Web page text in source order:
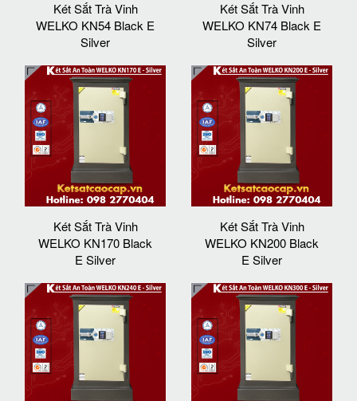
Két Sắt Trà Vinh
WELKO KN54 Black E
Silver
Két Sắt Trà Vinh
WELKO KN74 Black E
Silver
Két Sắt Trà Vinh
WELKO KN170 Black
E Silver
Két Sắt Trà Vinh
WELKO KN200 Black
E Silver